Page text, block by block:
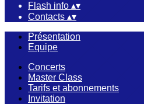
Flash info ▴▾
Contacts ▴▾
Présentation
Equipe
Concerts
Master Class
Tarifs et abonnements
Invitation